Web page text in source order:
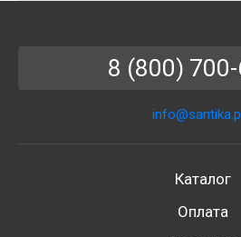
8 (800)
Каталог
Оплата